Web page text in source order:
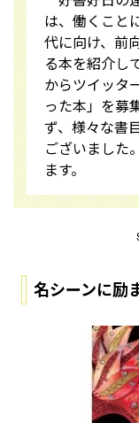
は、働くこと
代に向け、前
る本を紹介し
からツイッタ
った本」を募
ず、様々な書
ございました
ます。
名シーンに励